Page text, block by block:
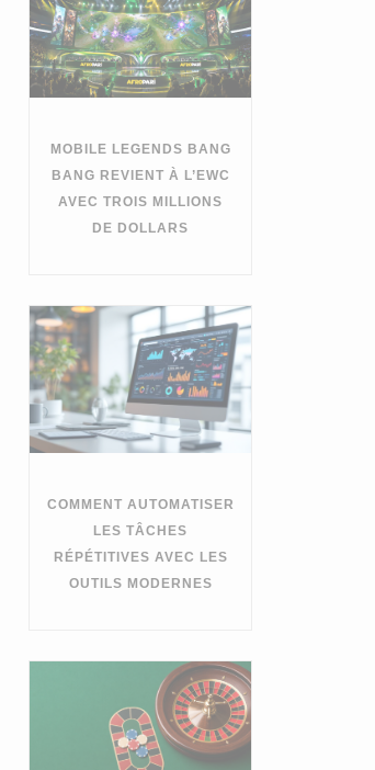
MOBILE LEGENDS BANG
BANG REVIENT À L’EWC
AVEC TROIS MILLIONS
DE DOLLARS
COMMENT AUTOMATISER
LES TÂCHES
RÉPÉTITIVES AVEC LES
OUTILS MODERNES